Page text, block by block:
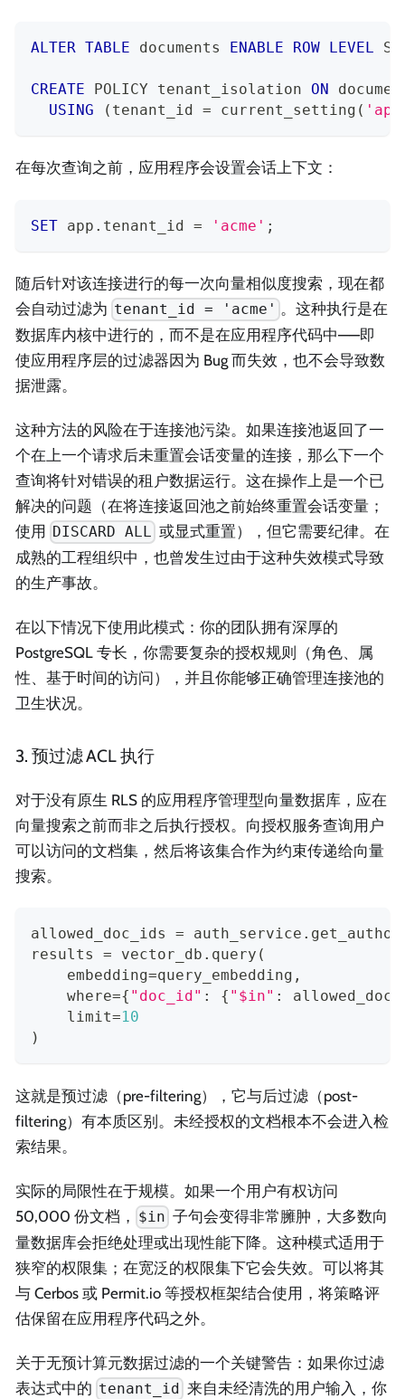
ALTER TABLE documents ENABLE ROW LEVEL
CREATE POLICY tenant_isolation ON
USING
( tenant_id = current_setting (
在每次查询之前，应用程序会设置会话上下文：
SET app . tenant_id = 'acme' ;
随后针对该连接进行的每一次向量相似度搜索，现在都
会自动过滤为 tenant_id = 'acme' 。这种执行是在
数据库内核中进行的，而不是在应用程序代码中——即
使应用程序层的过滤器因为 Bug 而失效，也不会导致数
据泄露。
这种方法的风险在于连接池污染。如果连接池返回了一
个在上一个请求后未重置会话变量的连接，那么下一个
查询将针对错误的租户数据运行。这在操作上是一个已
解决的问题（在将连接返回池之前始终重置会话变量；
使用 DISCARD ALL 或显式重置），但它需要纪律。在
成熟的工程组织中，也曾发生过由于这种失效模式导致
的生产事故。
在以下情况下使用此模式：你的团队拥有深厚的
PostgreSQL 专长，你需要复杂的授权规则（角色、属
性、基于时间的访问），并且你能够正确管理连接池的
卫生状况。
3. 预过滤 ACL 执行
对于没有原生 RLS 的应用程序管理型向量数据库，应在
向量搜索之前而非之后执行授权。向授权服务查询用户
可以访问的文档集，然后将该集合作为约束传递给向量
搜索。
allowed_doc_ids = auth_service .
results = vector_db . query (
    embedding
=query_embedding ,
    where
={ "doc_id" : { "$in" :
    limit
=10
)
这就是预过滤（pre-filtering），它与后过滤（post-
filtering）有本质区别。未经授权的文档根本不会进入检
索结果。
实际的局限性在于规模。如果一个用户有权访问
50,000 份文档， $in 子句会变得非常臃肿，大多数向
量数据库会拒绝处理或出现性能下降。这种模式适用于
狭窄的权限集；在宽泛的权限集下它会失效。可以将其
与 Cerbos 或 Permit.io 等授权框架结合使用，将策略评
估保留在应用程序代码之外。
关于无预计算元数据过滤的一个关键警告：如果你过滤
表达式中的 tenant_id 来自未经清洗的用户输入，你